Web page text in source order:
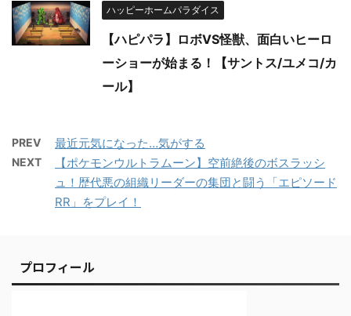
ハッピーホームパラダイス
【ハピパラ】ロボVS怪獣、面白いヒーロ
ーショーが始まる！【サントス/ユメコ/カ
ール】
PREV 最近元気になった…気がする
NEXT
【ポケモンウルトラムーン】空前絶後のボスラッシ
ュ！歴代悪の組織リーダーの集団と闘う「エピソード
RR」をプレイ！
プロフィール